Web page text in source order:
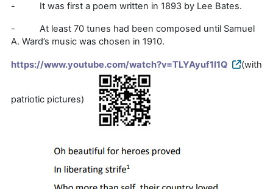
- It was first a poem written in 1893 by Lee Bates.
- At least 70 tunes had been composed until Samuel
A. Ward’s music was chosen in 1910.
https://www.youtube.com/watch?v=TLYAyuf1I1Q (with
patriotic pictures)